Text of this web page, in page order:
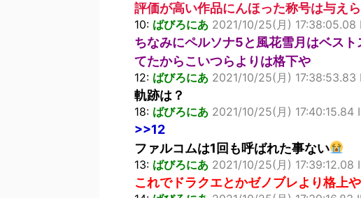
評価が高い作品にんほった称号は与え
10: ばびろにあ 2021/10/25(月) 17:38:05.08
ちなみにペルソナ5と風花雪月はベス
てたからこいつらよりは格下や
12: ばびろにあ 2021/10/25(月) 17:38:53.83
軌跡は？
18: ばびろにあ 2021/10/25(月) 17:40:15.84
>>12
ファルコムは1回も呼ばれた事ない
13: ばびろにあ 2021/10/25(月) 17:39:12.08
これでドラクエとかゼノブレより格上